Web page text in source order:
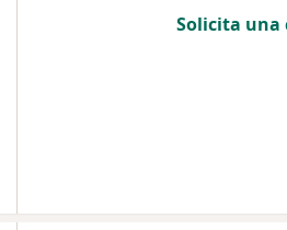
Solicita una